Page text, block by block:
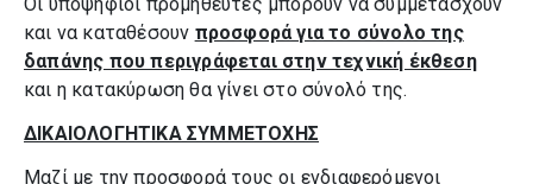
και να καταθέσουν προσφορά για το σύνολο της
δαπάνης που περιγράφεται στην τεχνική έκθεση
και η κατακύρωση θα γίνει στο σύνολό της.
ΔΙΚΑΙΟΛΟΓΗΤΙΚΑ ΣΥΜΜΕΤΟΧΗΣ
Μαζί με την προσφορά τους οι ενδιαφερόμενοι